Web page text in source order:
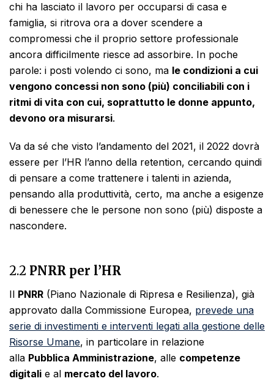
chi ha lasciato il lavoro per occuparsi di casa e
famiglia, si ritrova ora a dover scendere a
compromessi che il proprio settore professionale
ancora difficilmente riesce ad assorbire. In poche
parole: i posti volendo ci sono, ma le condizioni a cui
vengono concessi non sono (più) conciliabili con i
ritmi di vita con cui, soprattutto le donne appunto,
devono ora misurarsi.
Va da sé che visto l’andamento del 2021, il 2022 dovrà
essere per l’HR l’anno della retention, cercando quindi
di pensare a come trattenere i talenti in azienda,
pensando alla produttività, certo, ma anche a esigenze
di benessere che le persone non sono (più) disposte a
nascondere.
2.2 PNRR per l’HR
Il PNRR (Piano Nazionale di Ripresa e Resilienza), già
approvato dalla Commissione Europea, prevede una
serie di investimenti e interventi legati alla gestione delle
Risorse Umane, in particolare in relazione
alla Pubblica Amministrazione, alle competenze
digitali e al mercato del lavoro.